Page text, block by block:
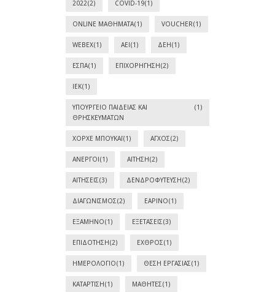
2022(2) COVID-19(1)
ONLINE ΜΑΘΉΜΑΤΑ(1) VOUCHER(1)
WEBEX(1) ΑΕΙ(1) ΔΕΗ(1)
ΕΣΠΑ(1) ΕΠΙΧΟΡΉΓΗΣΗ(2)
ΙΕΚ(1)
ΥΠΟΥΡΓΕΊΟ ΠΑΙΔΕΊΑΣ ΚΑΙ
ΘΡΗΣΚΕΥΜΆΤΩΝ
(1)
ΧΌΡΧΕ ΜΠΟΥΚΆΙ(1) ΆΓΧΟΣ(2)
ΆΝΕΡΓΟΙ(1) ΑΊΤΗΣΗ(2)
ΑΙΤΉΣΕΙΣ(3) ΔΕΝΔΡΟΦΎΤΕΥΣΗ(2)
ΔΙΑΓΩΝΙΣΜΌΣ(2) ΕΑΡΙΝΌ(1)
ΕΞΆΜΗΝΟ(1) ΕΞΕΤΆΣΕΙΣ(3)
ΕΠΙΔΌΤΗΣΗ(2) ΕΧΘΡΌΣ(1)
ΗΜΕΡΟΛΌΓΙΟ(1) ΘΈΣΗ ΕΡΓΑΣΊΑΣ(1)
ΚΑΤΆΡΤΙΣΗ(1) ΜΑΘΗΤΈΣ(1)